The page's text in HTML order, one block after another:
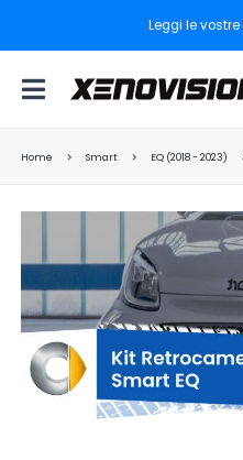
Leggi le vostre
Home Smart EQ (2018 - 2023)